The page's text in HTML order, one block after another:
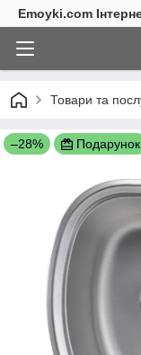
Emoyki.com
Товари та
–28% Подарунок